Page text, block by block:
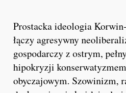
Prostacka ideologia
łączy agresywny
gospodarczy z ostrym,
hipokryzji konserwatyzmem
obyczajowym. Szowinizm,